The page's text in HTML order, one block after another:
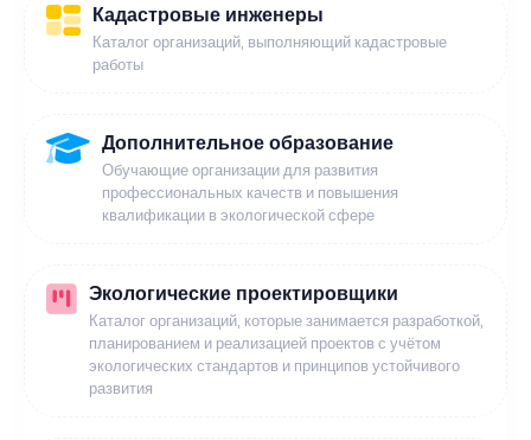
Кадастровые инженеры
Каталог организаций, выполняющий кадастровые
работы
Дополнительное образование
Обучающие организации для развития
профессиональных качеств и повышения
квалификации в экологической сфере
Экологические проектировщики
Каталог организаций, которые занимается разработкой,
планированием и реализацией проектов с учётом
экологических стандартов и принципов устойчивого
развития